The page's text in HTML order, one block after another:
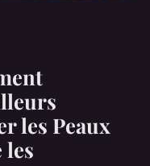
les Peaux
les